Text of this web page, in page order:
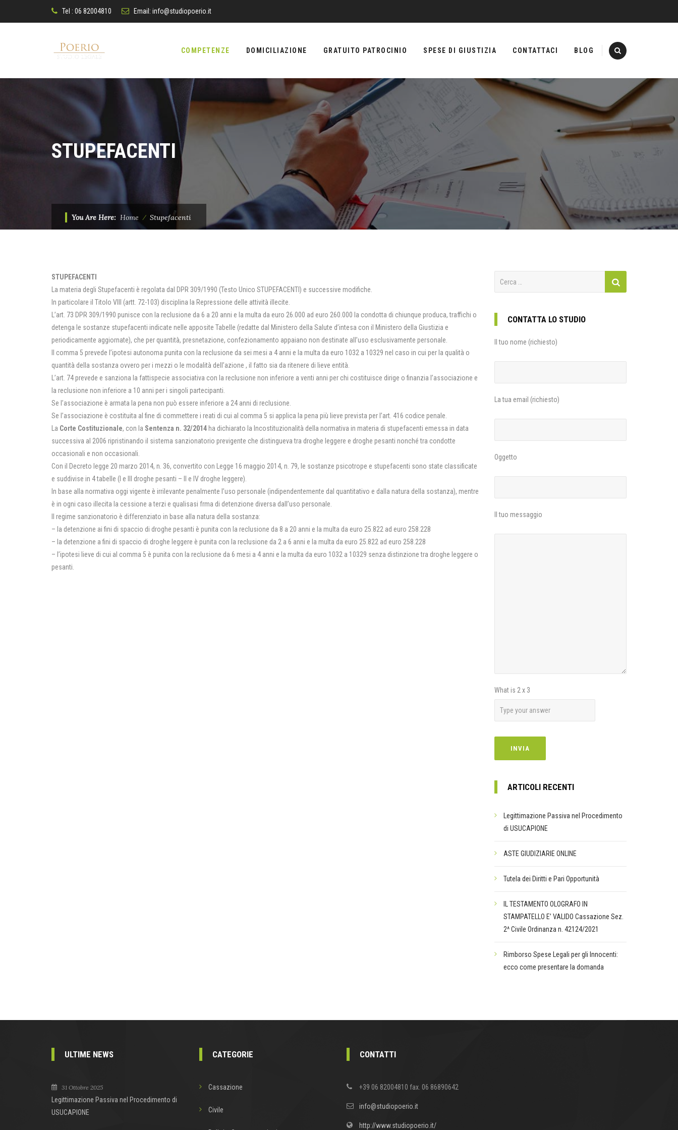
Tel : 06 82004810 Email: info@studiopoerio.it
content
COMPETENZE DOMICILIAZIONE GRATUITO PATROCINIO SPESE DI GIUSTIZIA CONTATTACI BLOG
STUPEFACENTI
You Are Here: Home ⁄ Stupefacenti
STUPEFACENTI
La materia degli Stupefacenti è regolata dal DPR 309/1990 (Testo Unico STUPEFACENTI) e successive modifiche.
In particolare il Titolo VIII (artt. 72-103) disciplina la Repressione delle attività illecite.
L’art. 73 DPR 309/1990 punisce con la reclusione da 6 a 20 anni e la multa da euro 26.000 ad euro 260.000 la condotta di chiunque produca, traffichi o
detenga le sostanze stupefacenti indicate nelle apposite Tabelle (redatte dal Ministero della Salute d’intesa con il Ministero della Giustizia e
periodicamente aggiornate), che per quantità, presnetazione, confezionamento appaiano non destinate all’uso esclusivamente personale.
Il comma 5 prevede l’ipotesi autonoma punita con la reclusione da sei mesi a 4 anni e la multa da euro 1032 a 10329 nel caso in cui per la qualità o
quantità della sostanza ovvero per i mezzi o le modalità dell’azione , il fatto sia da ritenere di lieve entità.
L’art. 74 prevede e sanziona la fattispecie associativa con la reclusione non inferiore a venti anni per chi costituisce dirige o finanzia l’associazione e
la reclusione non inferiore a 10 anni per i singoli partecipanti.
Se l’associazione è armata la pena non può essere inferiore a 24 anni di reclusione.
Se l’associazione è costituita al fine di commettere i reati di cui al comma 5 si applica la pena più lieve prevista per l’art. 416 codice penale.
La Corte Costituzionale, con la Sentenza n. 32/2014 ha dichiarato la Incostituzionalità della normativa in materia di stupefacenti emessa in data
successiva al 2006 ripristinando il sistema sanzionatorio previgente che distingueva tra droghe leggere e droghe pesanti nonché tra condotte
occasionali e non occasionali.
Con il Decreto legge 20 marzo 2014, n. 36, convertito con Legge 16 maggio 2014, n. 79, le sostanze psicotrope e stupefacenti sono state classificate
e suddivise in 4 tabelle (I e III droghe pesanti – II e IV droghe leggere).
In base alla normativa oggi vigente è irrilevante penalmente l’uso personale (indipendentemente dal quantitativo e dalla natura della sostanza), mentre
è in ogni caso illecita la cessione a terzi e qualisasi frma di detenzione diversa dall’uso personale.
Il regime sanzionatorio è differenziato in base alla natura della sostanza:
– la detenzione ai fini di spaccio di droghe pesanti è punita con la reclusione da 8 a 20 anni e la multa da euro 25.822 ad euro 258.228
– la detenzione a fini di spaccio di droghe leggere è punita con la reclusione da 2 a 6 anni e la multa da euro 25.822 ad euro 258.228
– l’ipotesi lieve di cui al comma 5 è punita con la reclusione da 6 mesi a 4 anni e la multa da euro 1032 a 10329 senza distinzione tra droghe leggere o
pesanti.
CONTATTA LO STUDIO
Il tuo nome (richiesto)
La tua email (richiesto)
Oggetto
Il tuo messaggio
What is 2 x3
ARTICOLI RECENTI
Legittimazione Passiva nel Procedimento
di USUCAPIONE
ASTE GIUDIZIARIE ONLINE
Tutela dei Diritti e Pari Opportunità
IL TESTAMENTO OLOGRAFO IN
STAMPATELLO E’ VALIDO Cassazione Sez.
2^ Civile Ordinanza n. 42124/2021
Rimborso Spese Legali per gli Innocenti:
ecco come presentare la domanda
ULTIME NEWS
31 Ottobre 2025
Legittimazione Passiva nel Procedimento di
USUCAPIONE
CATEGORIE
Cassazione
Civile
CONTATTI
+39 06 82004810 fax. 06 86890642
info@studiopoerio.it
http://www.studiopoerio.it/